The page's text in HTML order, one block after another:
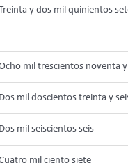
y dos mil quinientos
mil trescientos noventa
Dos mil doscientos treinta y
Dos mil seiscientos seis
mil ciento siete